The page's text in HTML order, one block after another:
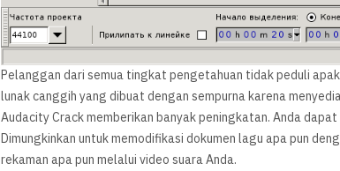
Pelanggan dari semua tingkat pengetahuan tidak peduli
lunak canggih yang dibuat dengan sempurna karena
Audacity Crack memberikan banyak peningkatan. Anda
Dimungkinkan untuk memodifikasi dokumen lagu apa pun
rekaman apa pun melalui video suara Anda.